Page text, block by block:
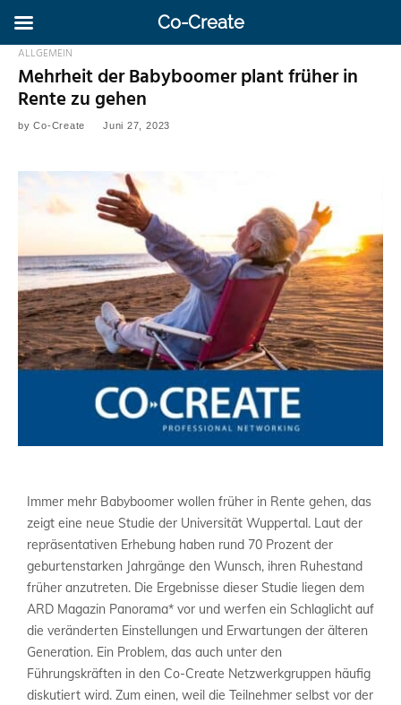
ALLGEMEIN
Mehrheit der Babyboomer plant früher in
Rente zu gehen
byCo-Create Juni 27, 2023
Immer mehr Babyboomer wollen früher in Rente gehen, das
zeigt eine neue Studie der Universität Wuppertal. Laut der
repräsentativen Erhebung haben rund 70 Prozent der
geburtenstarken Jahrgänge den Wunsch, ihren Ruhestand
früher anzutreten. Die Ergebnisse dieser Studie liegen dem
ARD Magazin Panorama* vor und werfen ein Schlaglicht auf
die veränderten Einstellungen und Erwartungen der älteren
Generation. Ein Problem, das auch unter den
Führungskräften in den Co-Create Netzwerkgruppen häufig
diskutiert wird. Zum einen, weil die Teilnehmer selbst vor der
Co-Create